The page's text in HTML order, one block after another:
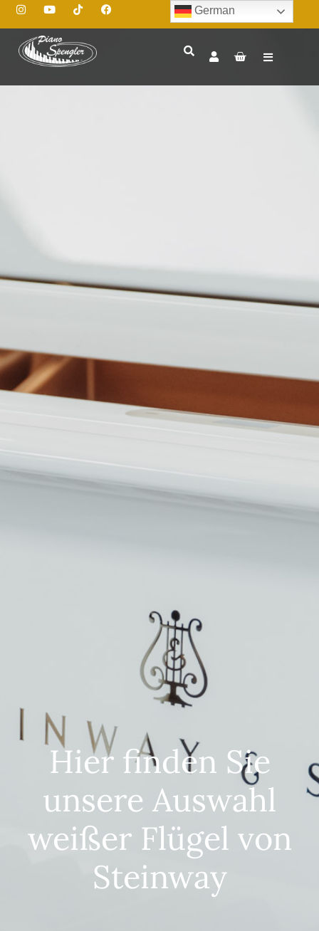
Hier finden Sie
unsere Auswahl
weißer Flügel von
Steinway
German